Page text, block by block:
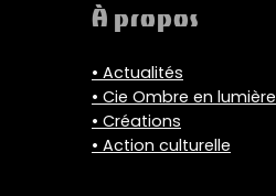
À propos
• Actualités
• Cie Ombre en lumière
• Créations
• Action culturelle